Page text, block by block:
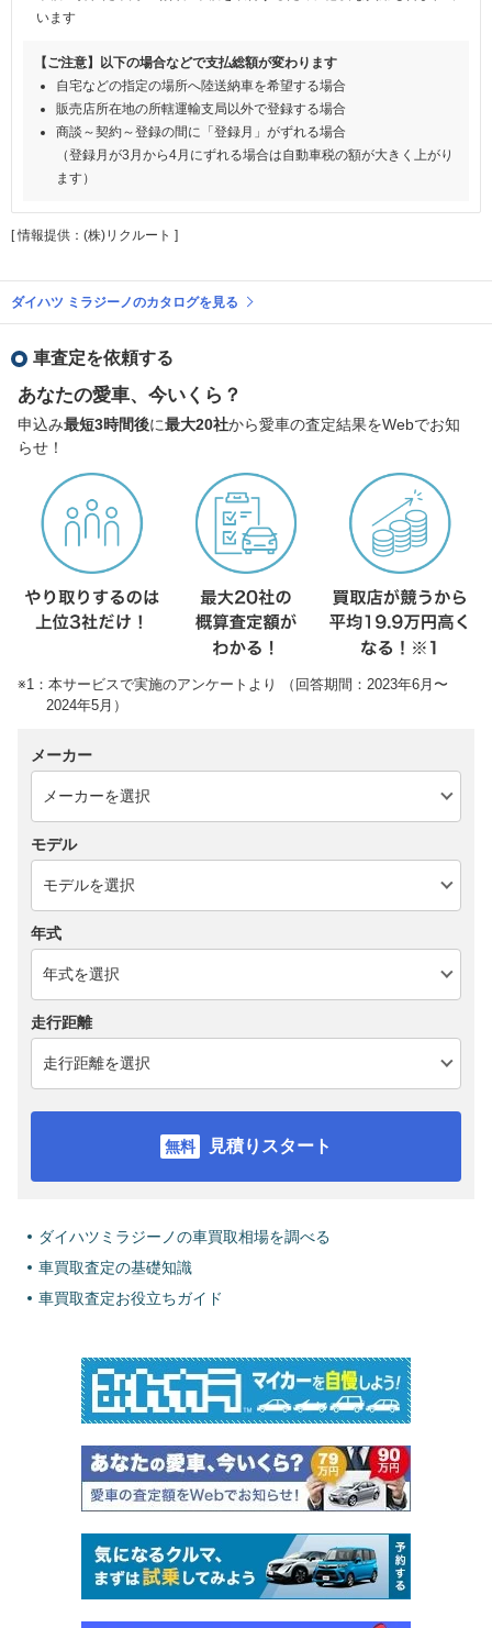
います
【ご注意】以下の場合などで支払総額が変わります
自宅などの指定の場所へ陸送納車を希望する場合
販売店所在地の所轄運輸支局以外で登録する場合
商談～契約～登録の間に「登録月」がずれる場合
（登録月が3月から4月にずれる場合は自動車税の額が大きく上がり
ます）
[ 情報提供：(株)リクルート ]
ダイハツ ミラジーノのカタログを見る
車査定を依頼する
あなたの愛車、今いくら？
申込み最短3時間後に最大20社から愛車の査定結果をWebでお知
らせ！
※1：本サービスで実施のアンケートより （回答期間：2023年6月〜
2024年5月）
メーカー
モデル
年式
走行距離
見積りスタート
ダイハツミラジーノの車買取相場を調べる
車買取査定の基礎知識
車買取査定お役立ちガイド